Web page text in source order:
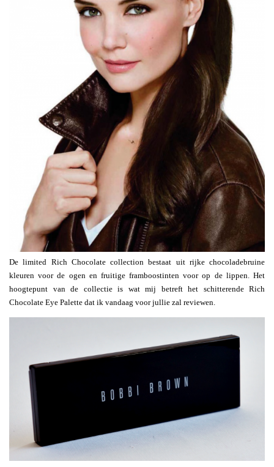
De limited Rich Chocolate collection bestaat uit rijke chocoladebruine
kleuren voor de ogen en fruitige framboostinten voor op de lippen. Het
hoogtepunt van de collectie is wat mij betreft het schitterende Rich
Chocolate Eye Palette dat ik vandaag voor jullie zal reviewen.